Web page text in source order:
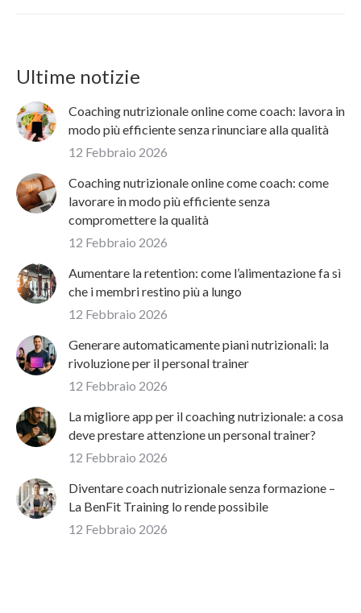
Ultime notizie
Coaching nutrizionale online come coach: lavora in
modo più efficiente senza rinunciare alla qualità
12 Febbraio 2026
Coaching nutrizionale online come coach: come
lavorare in modo più efficiente senza
compromettere la qualità
12 Febbraio 2026
Aumentare la retention: come l’alimentazione fa sì
che i membri restino più a lungo
12 Febbraio 2026
Generare automaticamente piani nutrizionali: la
rivoluzione per il personal trainer
12 Febbraio 2026
La migliore app per il coaching nutrizionale: a cosa
deve prestare attenzione un personal trainer?
12 Febbraio 2026
Diventare coach nutrizionale senza formazione –
La BenFit Training lo rende possibile
12 Febbraio 2026